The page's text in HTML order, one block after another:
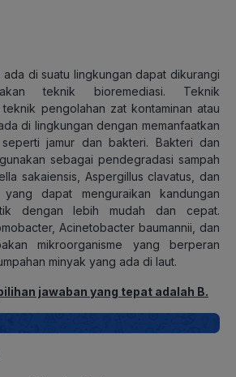
di suatu lingkungan dapat dikurangi
teknik bioremediasi. Teknik
pengolahan zat kontaminan atau
di lingkungan dengan memanfaatkan
jamur dan bakteri. Bakteri dan
sebagai pendegradasi sampah
sakaiensis, Aspergillus clavatus, dan
dapat menguraikan kandungan
dengan lebih mudah dan cepat.
Acinetobacter baumannii, dan
mikroorganisme yang berperan
minyak yang ada di laut.
jawaban yang tepat adalah B.